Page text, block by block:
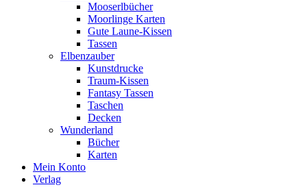
Mooserlbücher
Moorlinge Karten
Gute Laune-Kissen
Tassen
Elbenzauber
Kunstdrucke
Traum-Kissen
Fantasy Tassen
Taschen
Decken
Wunderland
Bücher
Karten
Mein Konto
Verlag